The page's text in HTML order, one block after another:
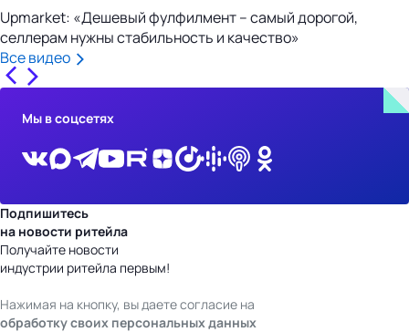
Upmarket: «Дешевый фулфилмент – самый дорогой,
селлерам нужны стабильность и качество»
Все видео
Мы в соцсетях
Подпишитесь
на новости ритейла
Получайте новости
индустрии ритейла первым!
Нажимая на кнопку, вы даете согласие на
обработку своих персональных данных